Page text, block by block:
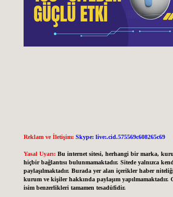
Reklam ve İletişim: Skype: live:.cid.575569c608265c69
Yasal Uyarı: Bu internet sitesi, herhangi bir marka,
hiçbir bağlantısı bulunmamaktadır. Sitede yalnızca
paylaşılmaktadır. Burada yer alan içerikler haber
kurum ve kişiler hakkında paylaşım yapılmamaktadır.
isim benzerlikleri tamamen tesadüfidir.